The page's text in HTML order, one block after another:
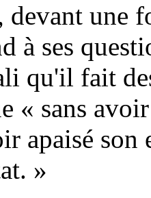
devant une
à ses
qu'il fait
« sans
apaisé
»